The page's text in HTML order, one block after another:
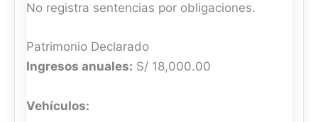
No registra sentencias por obligaciones.
Patrimonio Declarado
Ingresos anuales: S/ 18,000.00
Vehículos: